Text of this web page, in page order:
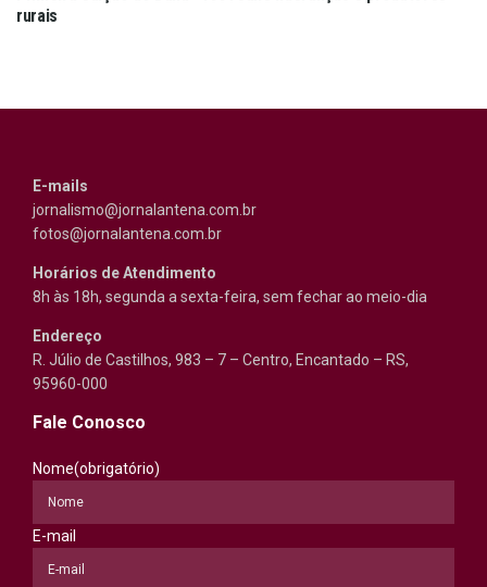
rurais
E-mails
jornalismo@jornalantena.com.br
fotos@jornalantena.com.br
Horários de Atendimento
8h às 18h, segunda a sexta-feira, sem fechar ao meio-dia
Endereço
R. Júlio de Castilhos, 983 – 7 – Centro, Encantado – RS,
95960-000
Fale Conosco
Nome(obrigatório)
E-mail